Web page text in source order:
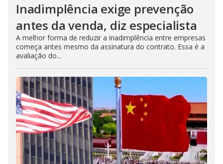
Inadimplência exige prevenção
antes da venda, diz especialista
A melhor forma de reduzir a inadimplência entre empresas
começa antes mesmo da assinatura do contrato. Essa é a
avaliação do...